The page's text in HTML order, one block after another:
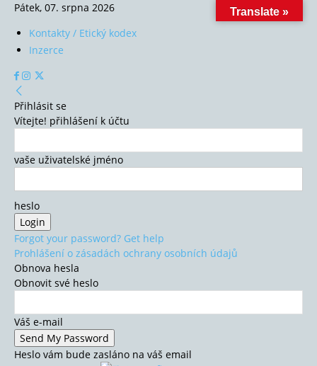
Pátek, 07. srpna 2026
Kontakty / Etický kodex
Inzerce
Přihlásit se
Vítejte! přihlášení k účtu
vaše uživatelské jméno
heslo
Forgot your password? Get help
Prohlášení o zásadách ochrany osobních údajů
Obnova hesla
Obnovit své heslo
Váš e-mail
Heslo vám bude zasláno na váš email
Translate »